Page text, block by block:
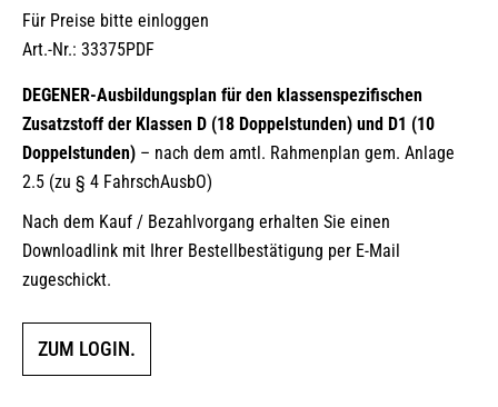
Für Preise bitte einloggen
Art.-Nr.: 33375PDF
DEGENER-Ausbildungsplan für den klassenspezifischen
Zusatzstoff der Klassen D (18 Doppelstunden) und D1 (10
Doppelstunden) – nach dem amtl. Rahmenplan gem. Anlage
2.5 (zu § 4 FahrschAusbO)
Nach dem Kauf / Bezahlvorgang erhalten Sie einen
Downloadlink mit Ihrer Bestellbestätigung per E-Mail
zugeschickt.
ZUM LOGIN.